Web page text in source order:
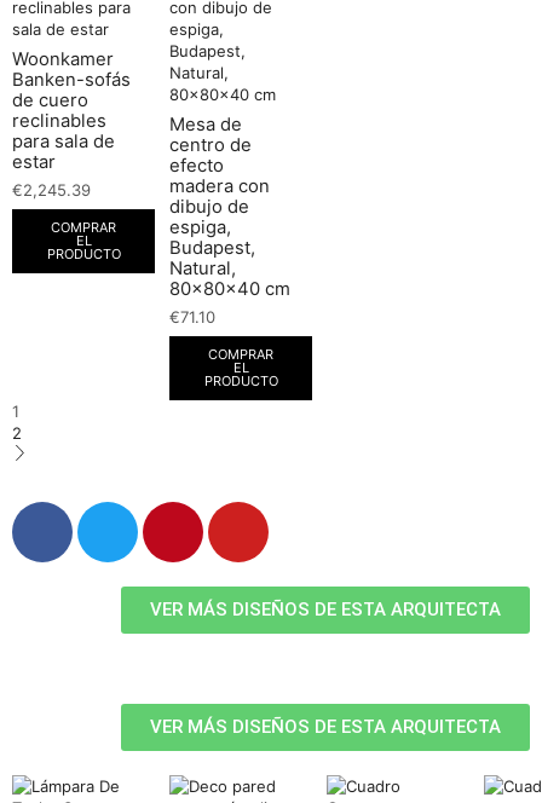
Woonkamer
Banken-sofás
de cuero
reclinables
para sala de
estar
€2,245.39
COMPRAR
EL
PRODUCTO
Mesa de
centro de
efecto
madera con
dibujo de
espiga,
Budapest,
Natural,
80x80x40 cm
€71.10
COMPRAR
EL
PRODUCTO
1
2
VER MÁS DISEÑOS DE ESTA ARQUITECTA
VER MÁS DISEÑOS DE ESTA ARQUITECTA